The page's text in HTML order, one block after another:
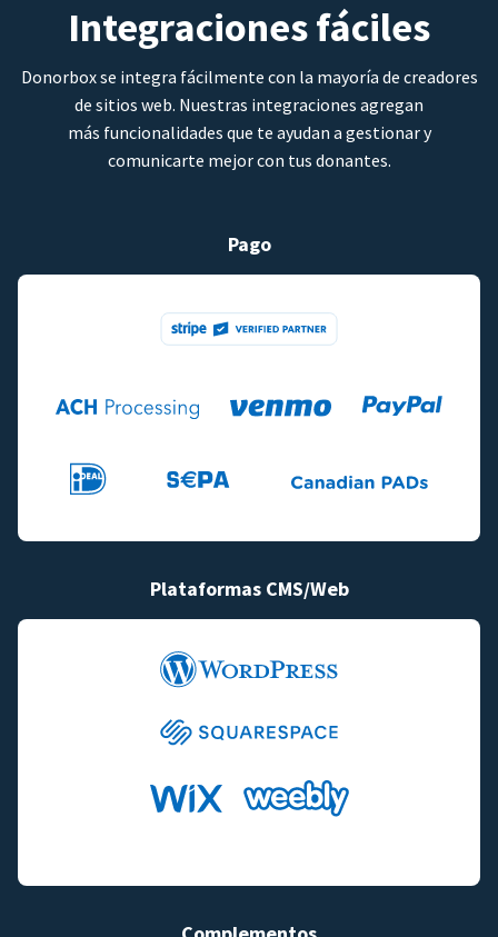
Integraciones fáciles
Donorbox se integra fácilmente con la mayoría de creadores
de sitios web. Nuestras integraciones agregan
más funcionalidades que te ayudan a gestionar y
comunicarte mejor con tus donantes.
Pago
Plataformas CMS/Web